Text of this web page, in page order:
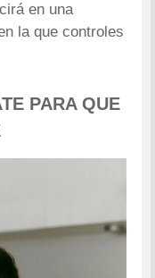
en una
la que controles
PARA QUE